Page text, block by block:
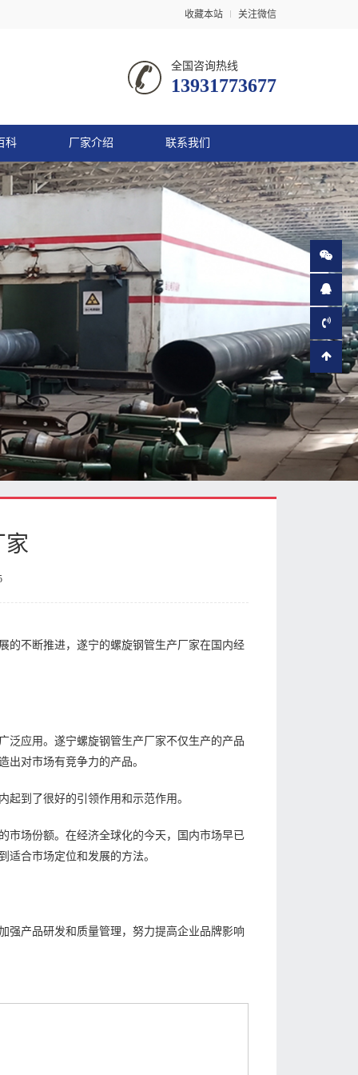
收藏本站 关注微信
全国咨询热线
13931773677
科 厂家介绍 联系我们
家
的不断推进，遂宁的螺旋钢管生产厂家在国内经
泛应用。遂宁螺旋钢管生产厂家不仅生产的产品
出对市场有竞争力的产品。
到了很好的引领作用和示范作用。
市场份额。在经济全球化的今天，国内市场早已
适合市场定位和发展的方法。
强产品研发和质量管理，努力提高企业品牌影响